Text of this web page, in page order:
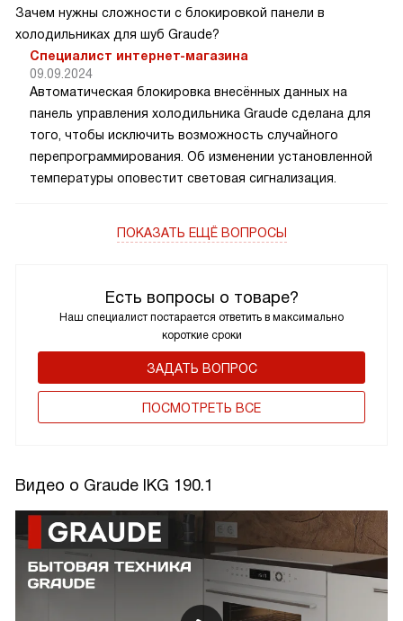
Есть вопросы о товаре?
Наш специалист постарается ответить в максимально
короткие сроки
ЗАДАТЬ ВОПРОС
ПОCМОТРЕТЬ ВСЕ
Зачем нужны сложности с блокировкой панели в
холодильниках для шуб Graude?
Специалист интернет-магазина
09.09.2024
Автоматическая блокировка внесённых данных на
панель управления холодильника Graude сделана для
того, чтобы исключить возможность случайного
перепрограммирования. Об изменении установленной
температуры оповестит световая сигнализация.
ПОКАЗАТЬ ЕЩЁ ВОПРОСЫ
Видео о Graude IKG 190.1